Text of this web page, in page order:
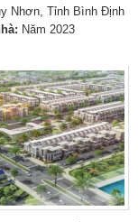
Nhơn, Tỉnh Bình Định
Năm 2023